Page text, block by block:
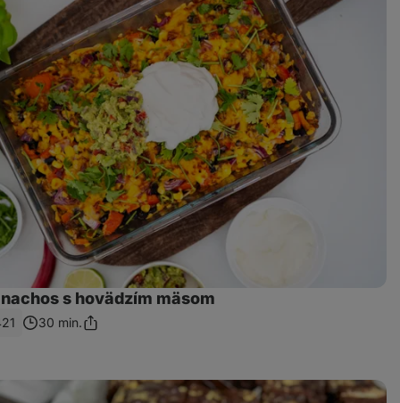
s hovädzím mäsom
30 min.Zdieľať